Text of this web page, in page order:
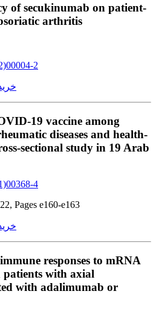
of secukinumab on patient-
arthritis
2
19 vaccine among
diseases and health-
sectional study in 19 Arab
4
Pages e160-e163
responses to mRNA
patients with axial
with adalimumab or